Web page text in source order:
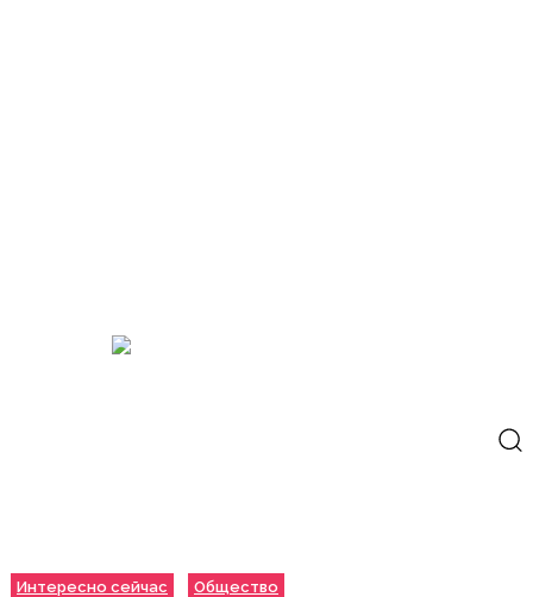
Интересно сейчас Общество